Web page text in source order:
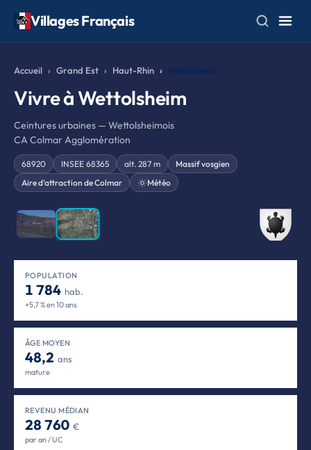
Villages Français
Accueil Grand Est Haut-Rhin Wettolsheim
Vivre à Wettolsheim
Ceintures urbaines — Wettolsheimois
CA Colmar Agglomération
68920 INSEE 68365 alt. 287 m
Massif vosgien
Aire d'attraction de Colmar
Météo
POPULATION
1 784 hab.
+5,7 % en 10 ans
ÂGE MOYEN
48,2 ans
mature
REVENU MÉDIAN
28 760 €
par an / UC